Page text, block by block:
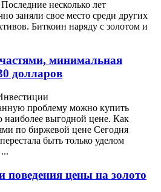
несколько лет
заняли свое место среди других
Биткоин наряду с золотом и
минимальная
долларов
проблему можно купить
наиболее выгодной цене. Как
по биржевой цене Сегодня
перестала быть только уделом
поведения цены на золото